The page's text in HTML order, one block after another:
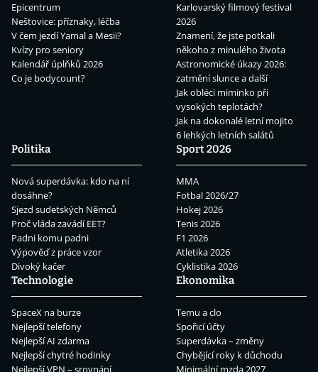
Epicentrum
Neštovice: příznaky, léčba
V čem jezdí Yamal a Mesii?
Kvízy pro seniory
Kalendář úplňků 2026
Co je bodycount?
Karlovarský filmový festival
2026
Znamení, že jste potkali
někoho z minulého života
Astronomické úkazy 2026:
zatmění slunce a další
Jak obléci miminko při
vysokých teplotách?
Jak na dokonalé letní mojito
6 lehkých letních salátů
Politika
Nová superdávka: kdo na ní
dosáhne?
Sjezd sudetských Němců
Proč vláda zavádí EET?
Padni komu padni
Výpověď z práce vzor
Divoký kačer
Sport 2026
MMA
Fotbal 2026/27
Hokej 2026
Tenis 2026
F1 2026
Atletika 2026
Cyklistika 2026
Technologie
SpaceX na burze
Nejlepší telefony
Nejlepší AI zdarma
Nejlepší chytré hodinky
Nejlepší VPN – srovnání
Ekonomika
Temu a clo
Spořicí účty
Superdávka – změny
Chybějící roky k důchodu
Minimální mzda 2027